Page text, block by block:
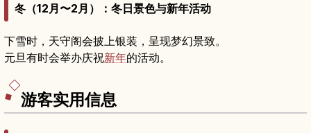
冬（12月〜2月）：冬日景色与新年活动
下雪时，天守阁会披上银装，呈现梦幻景致。
元旦有时会举办庆祝新年的活动。
游客实用信息